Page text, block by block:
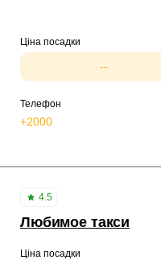
Ціна посадки
--
Телефон
+2000
4.5
Любимое такси
Ціна посадки